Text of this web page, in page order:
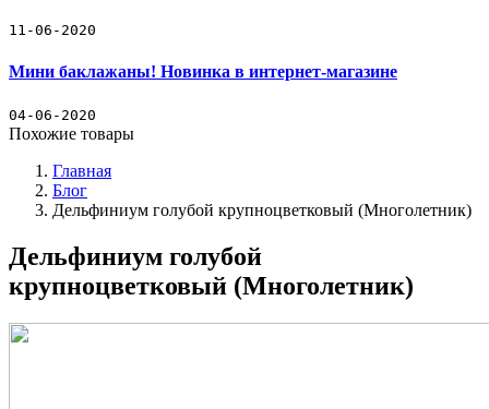
Декоративные съедобные миниовощи
Зеленые культуры
Декоративные травы
Кактус
Наборы для выращивания растений
Подарочный набор кактус-свеча
11-06-2020
Мини баклажаны! Новинка в интернет-магазине
04-06-2020
Похожие товары
Главная
Блог
Дельфиниум голубой крупноцветковый (Многолетник)
Дельфиниум голубой
крупноцветковый (Многолетник)